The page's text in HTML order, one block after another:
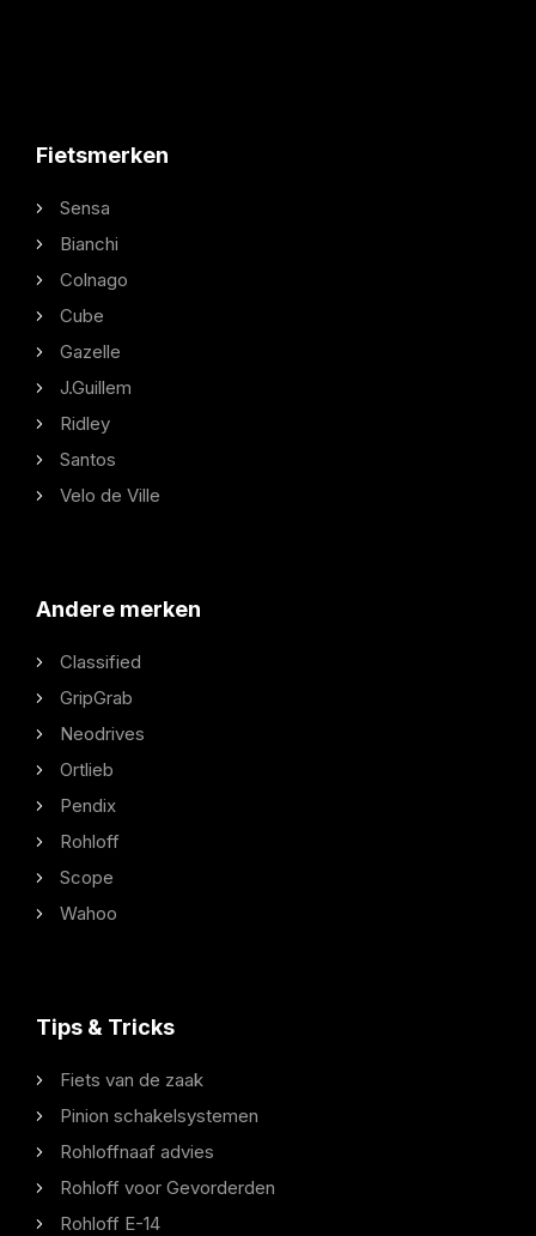
Fietsmerken
Sensa
Bianchi
Colnago
Cube
Gazelle
J.Guillem
Ridley
Santos
Velo de Ville
Andere merken
Classified
GripGrab
Neodrives
Ortlieb
Pendix
Rohloff
Scope
Wahoo
Tips & Tricks
Fiets van de zaak
Pinion schakelsystemen
Rohloffnaaf advies
Rohloff voor Gevorderden
Rohloff E-14